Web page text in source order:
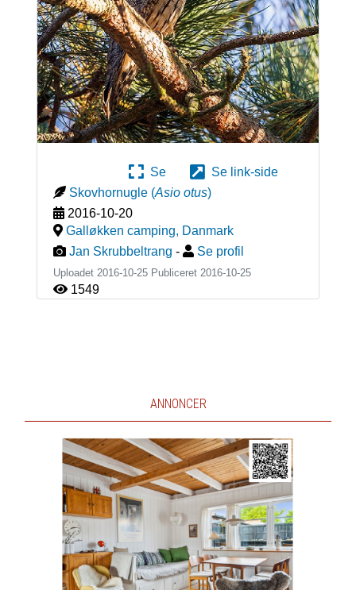
Se
Se link-side
Skovhornugle (Asio otus)
2016-10-20
Galløkken camping, Danmark
Jan Skrubbeltrang - Se profil
Uploadet 2016-10-25 Publiceret 2016-10-25
1549
ANNONCER